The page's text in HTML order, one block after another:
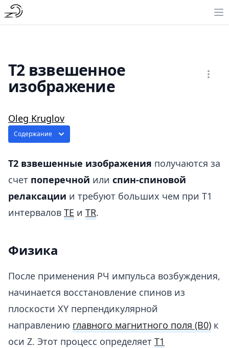
Т2 взвешенное
изображение
Oleg Kruglov
Содержание
Т2 взвешенные изображения получаются за
счет поперечной или спин-спиновой
релаксации и требуют больших чем при Т1
интервалов TE и TR.
Физика
После применения РЧ импульса возбуждения,
начинается восстановление спинов из
плоскости XY перпендикулярной
направлению главного магнитного поля (B0) к
оси Z. Этот процесс определяет T1